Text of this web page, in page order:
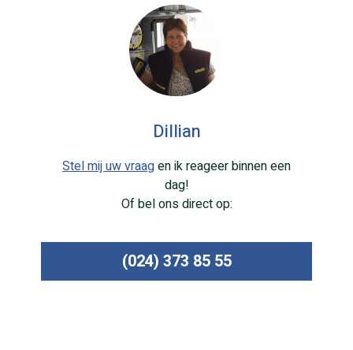
Dillian
Stel mij uw vraagen ik reageer binnen een
dag!
Of bel ons direct op:
(024) 373 85 55